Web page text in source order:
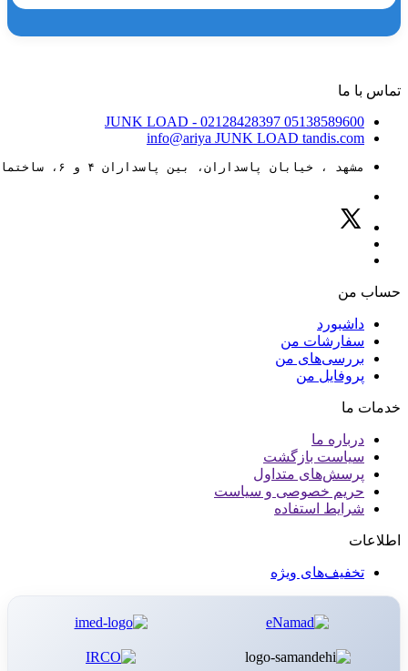
تماس با ما
05138589600
JUNK LOAD - 02128428397
info@ariya JUNK LOAD tandis.com
مشهد ، خیابان پاسداران، بین پاسداران ۴ و ۶، ساختمان ۸۸
حساب من
داشبورد
سفارشات من
بررسی‌های من
پروفایل من
خدمات ما
درباره ما
سیاست بازگشت
پرسش‌های متداول
حریم خصوصی و سیاست
شرایط استفاده
اطلاعات
تخفیف‌های ویژه